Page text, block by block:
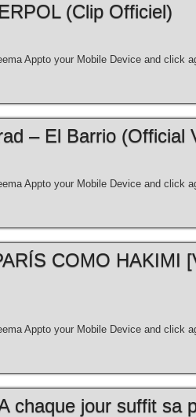
(Clip Officiel)
Appto your Mobile Device and click
– El Barrio (Official
Appto your Mobile Device and click
COMO HAKIMI
Appto your Mobile Device and click
chaque jour suffit sa